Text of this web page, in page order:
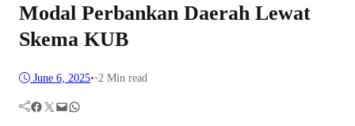
Modal Perbankan Daerah Lewat
Skema KUB
June 6, 2025••2 Min read
Facebook Twitter Mail WhatsApp